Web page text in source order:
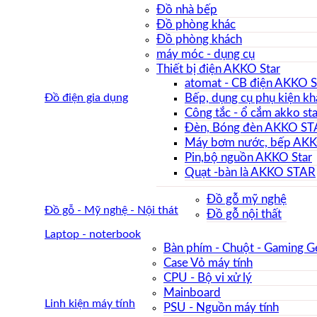
Đồ điện gia dụng
Đồ nhà bếp
Đồ phòng khác
Đồ phòng khách
máy móc - dụng cụ
Thiết bị điện AKKO Star
atomat - CB điện AKKO
Bếp, dụng cụ phụ kiện
Công tắc - ổ cắm akko
Đèn, Bóng đèn AKKO
Máy bơm nước, bếp
Pin,bộ nguồn AKKO Star
Quạt -bàn là AKKO STAR
Đồ gỗ - Mỹ nghệ - Nội thát
Đồ gỗ mỹ nghệ
Đồ gỗ nội thất
Laptop - noterbook
Linh kiện máy tính
Bàn phím - Chuột - Gaming
Case Vỏ máy tính
CPU - Bộ vi xử lý
Mainboard
PSU - Nguồn máy tính